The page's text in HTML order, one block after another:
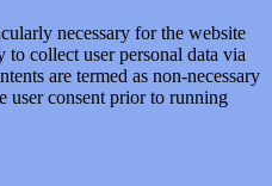
necessary for the website
collect user personal data via
are termed as non-necessary
user consent prior to running